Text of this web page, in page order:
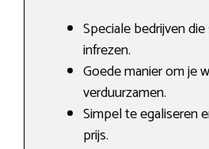
Speciale bedrijven
infrezen.
Goede manier om je
verduurzamen.
Simpel te egaliseren
prijs.